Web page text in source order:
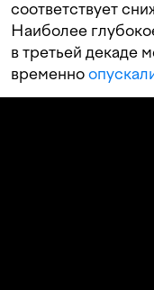
соответствует
Наиболее
в третьей декаде
временно